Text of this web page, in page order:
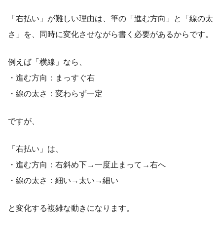
「右払い」が難しい理由は、筆の「進む方向」と「線の太
さ」を、同時に変化させながら書く必要があるからです。
例えば「横線」なら、
・進む方向：まっすぐ右
・線の太さ：変わらず一定
ですが、
「右払い」は、
・進む方向：右斜め下→一度止まって→右へ
・線の太さ：細い→太い→細い
と変化する複雑な動きになります。